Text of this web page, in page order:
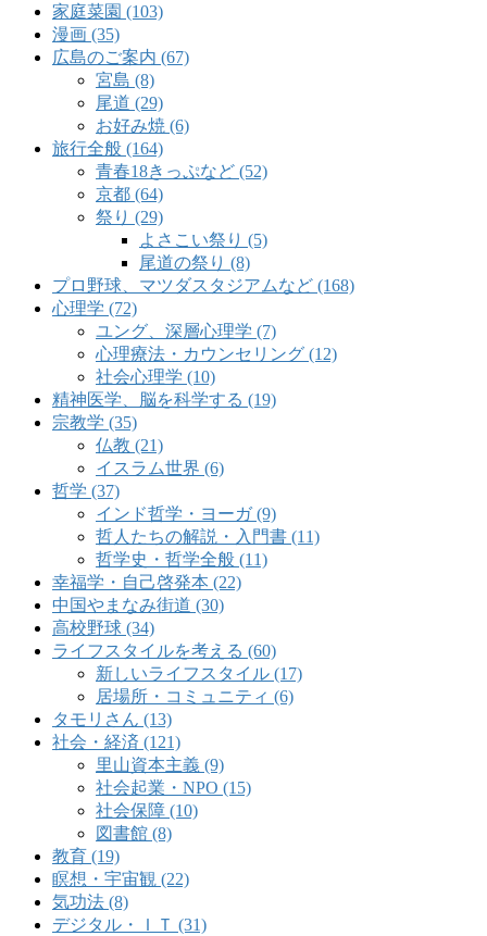
家庭菜園 (103)
漫画 (35)
広島のご案内 (67)
宮島 (8)
尾道 (29)
お好み焼 (6)
旅行全般 (164)
青春18きっぷなど (52)
京都 (64)
祭り (29)
よさこい祭り (5)
尾道の祭り (8)
プロ野球、マツダスタジアムなど (168)
心理学 (72)
ユング、深層心理学 (7)
心理療法・カウンセリング (12)
社会心理学 (10)
精神医学、脳を科学する (19)
宗教学 (35)
仏教 (21)
イスラム世界 (6)
哲学 (37)
インド哲学・ヨーガ (9)
哲人たちの解説・入門書 (11)
哲学史・哲学全般 (11)
幸福学・自己啓発本 (22)
中国やまなみ街道 (30)
高校野球 (34)
ライフスタイルを考える (60)
新しいライフスタイル (17)
居場所・コミュニティ (6)
タモリさん (13)
社会・経済 (121)
里山資本主義 (9)
社会起業・NPO (15)
社会保障 (10)
図書館 (8)
教育 (19)
瞑想・宇宙観 (22)
気功法 (8)
デジタル・ＩＴ (31)